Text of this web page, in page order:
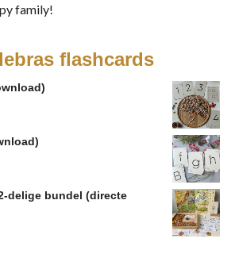
play variant maken van het
gedroogd zodat ze wat
weg wilde gooien, of knip
uit de tuin. Laat ze een dag
liggen of in de vaas staan, zodat
gebruikte ik een
silicone
deze lekker veel ‘body’ heeft. Als
een muffinvorm gebruiken, of
family!
flashcards
delige bundel (directe